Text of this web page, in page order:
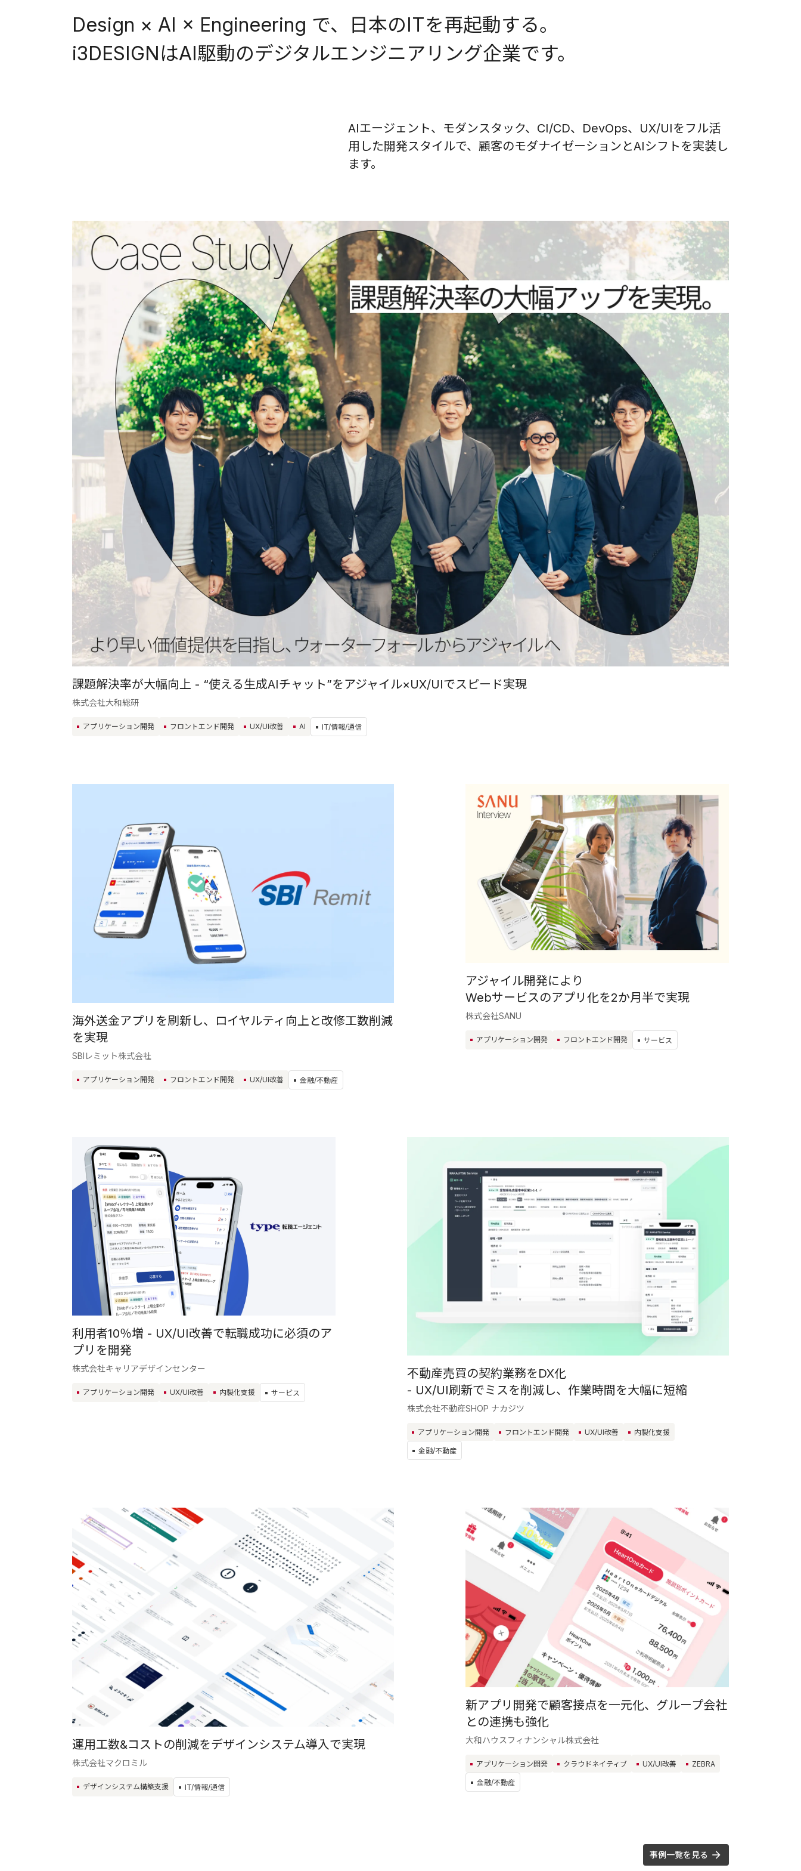
Design × AI × Engineering で、
日本のITを再起動する。
i3DESIGNはAI駆動のデジタルエンジニアリング企業です。
AIエージェント、モダンスタック、CI/CD、DevOps、UX/UIをフル活
用した開発スタイルで、顧客のモダナイゼーションとAIシフトを実装し
ます。
課題解決率が大幅向上 - “使える生成AIチャット”をアジャイル×UX/UIでスピード実現
株式会社大和総研
アプリケーション開発 フロントエンド開発 UX/UI改善 AI IT/情報/通信
海外送金アプリを刷新し、ロイヤルティ向上と改修工数削減
を実現
SBIレミット株式会社
アプリケーション開発 フロントエンド開発 UX/UI改善 金融/不動産
アジャイル開発により
Webサービスのアプリ化を2か月半で実現
株式会社SANU
アプリケーション開発 フロントエンド開発 サービス
利用者10％増 - UX/UI改善で転職成功に必須のア
プリを開発
株式会社キャリアデザインセンター
アプリケーション開発 UX/UI改善 内製化支援 サービス
不動産売買の契約業務をDX化
- UX/UI刷新でミスを削減し、作業時間を大幅に短縮
株式会社不動産SHOP ナカジツ
アプリケーション開発 フロントエンド開発 UX/UI改善 内製化支援
金融/不動産
運用工数&コストの削減をデザインシステム導入で実現
株式会社マクロミル
デザインシステム構築支援 IT/情報/通信
新アプリ開発で顧客接点を一元化、グループ会社
との連携も強化
大和ハウスフィナンシャル株式会社
アプリケーション開発 クラウドネイティブ UX/UI改善 ZEBRA
金融/不動産
事例一覧を見る